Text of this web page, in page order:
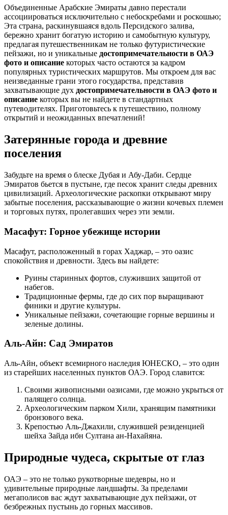
Объединенные Арабские Эмираты давно перестали
ассоциироваться исключительно с небоскребами и роскошью;
Эта страна, раскинувшаяся вдоль Персидского залива,
бережно хранит богатую историю и самобытную культуру,
предлагая путешественникам не только футуристические
пейзажи, но и уникальные достопримечательности в ОАЭ
фото и описание которых часто остаются за кадром
популярных туристических маршрутов. Мы откроем для вас
неизведанные грани этого государства, представив
захватывающие дух достопримечательности в ОАЭ фото и
описание которых вы не найдете в стандартных
путеводителях. Приготовьтесь к путешествию, полному
открытий и неожиданных впечатлений!
Затерянные города и древние
поселения
Забудьте на время о блеске Дубая и Абу-Даби. Сердце
Эмиратов бьется в пустыне, где песок хранит следы древних
цивилизаций. Археологические раскопки открывают миру
забытые поселения, рассказывающие о жизни кочевых племен
и торговых путях, пролегавших через эти земли.
Масафут: Горное убежище истории
Масафут, расположенный в горах Хаджар, – это оазис
спокойствия и древности. Здесь вы найдете:
Руины старинных фортов, служивших защитой от
набегов.
Традиционные фермы, где до сих пор выращивают
финики и другие культуры.
Уникальные пейзажи, сочетающие горные вершины и
зеленые долины.
Аль-Айн: Сад Эмиратов
Аль-Айн, объект всемирного наследия ЮНЕСКО, – это один
из старейших населенных пунктов ОАЭ. Город славится:
Своими живописными оазисами, где можно укрыться от
палящего солнца.
Археологическим парком Хили, хранящим памятники
бронзового века.
Крепостью Аль-Джахили, служившей резиденцией
шейха Зайда ибн Султана ан-Нахайяна.
Природные чудеса, скрытые от глаз
ОАЭ – это не только рукотворные шедевры, но и
удивительные природные ландшафты. За пределами
мегаполисов вас ждут захватывающие дух пейзажи, от
безбрежных пустынь до горных массивов.